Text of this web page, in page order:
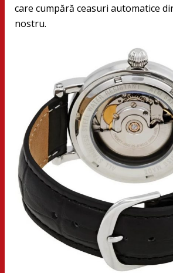
care cumpără ceasuri automatice
nostru.